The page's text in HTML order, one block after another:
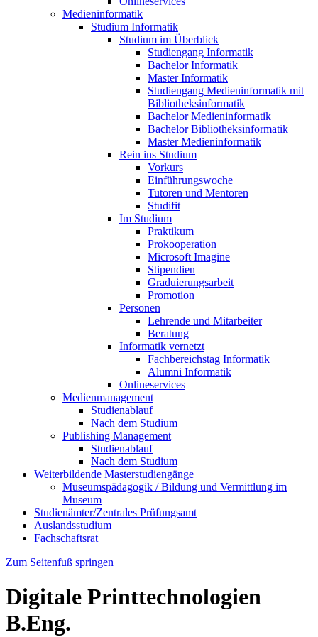
Medieninformatik
Studium Informatik
Studium im Überblick
Studiengang Informatik
Bachelor Informatik
Master Informatik
Studiengang Medieninformatik mit
Bibliotheksinformatik
Bachelor Medieninformatik
Bachelor Bibliotheksinformatik
Master Medieninformatik
Rein ins Studium
Vorkurs
Einführungswoche
Tutoren und Mentoren
Studifit
Im Studium
Praktikum
Prokooperation
Microsoft Imagine
Stipendien
Graduierungsarbeit
Promotion
Personen
Lehrende und Mitarbeiter
Beratung
Informatik vernetzt
Fachbereichstag Informatik
Alumni Informatik
Onlineservices
Medienmanagement
Studienablauf
Nach dem Studium
Publishing Management
Studienablauf
Nach dem Studium
Weiterbildende Masterstudiengänge
Museumspädagogik / Bildung und Vermittlung im
Museum
Studienämter/Zentrales Prüfungsamt
Auslandsstudium
Fachschaftsrat
Zum Seitenfuß springen
Digitale Printtechnologien
B.Eng.